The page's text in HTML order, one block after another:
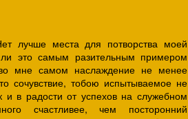
лучше места для потворства моей
это самым разительным примером
мне самом наслаждение не менее
сочувствие, тобою испытываемое не
и в радости от успехов на служебном
счастливее, чем посторонний